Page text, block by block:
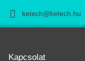
ketech@ketech.hu
Kapcsolat